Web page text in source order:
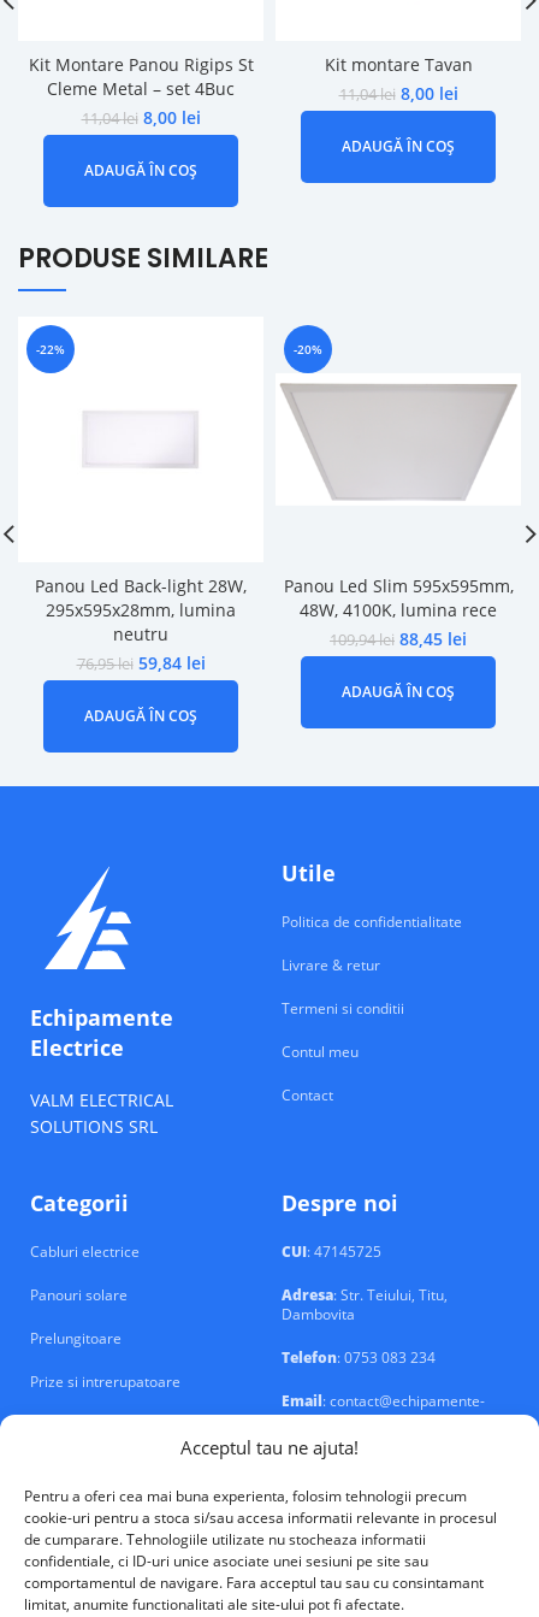
Acceptul tau ne ajuta!
Pentru a oferi cea mai buna experienta, folosim tehnologii precum
cookie-uri pentru a stoca si/sau accesa informatii relevante in procesul
de cumparare. Tehnologiile utilizate nu stocheaza informatii
confidentiale, ci ID-uri unice asociate unei sesiuni pe site sau
comportamentul de navigare. Fara acceptul tau sau cu consintamant
limitat, anumite functionalitati ale site-ului pot fi afectate.
Kit Montare Panou Rigips St
Cleme Metal – set 4Buc
11,04lei 8,00 lei
ADAUGĂ ÎN COȘ
Kit montare Tavan
11,04lei 8,00 lei
ADAUGĂ ÎN COȘ
PRODUSE SIMILARE
-22%
Panou Led Back-light 28W,
295x595x28mm, lumina
neutru
76,95lei 59,84 lei
ADAUGĂ ÎN COȘ
-20%
Panou Led Slim 595x595mm,
48W, 4100K, lumina rece
109,94lei 88,45 lei
ADAUGĂ ÎN COȘ
Echipamente
Electrice
VALM ELECTRICAL
SOLUTIONS SRL
Utile
Politica de confidentialitate
Livrare & retur
Termeni si conditii
Contul meu
Contact
Categorii
Cabluri electrice
Panouri solare
Prelungitoare
Prize si intrerupatoare
Despre noi
CUI: 47145725
Adresa: Str. Teiului, Titu,
Dambovita
Telefon: 0753 083 234
Email: contact@echipamente-
electrice.ro
VALM Electrical Solutions © 2026